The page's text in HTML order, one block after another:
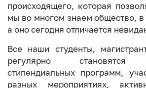
происходящего, которая
мы во многом знаем общество,
а оно сегодня отличается
Все наши студенты,
регулярно становятся
стипендиальных программ,
разных мероприятиях,